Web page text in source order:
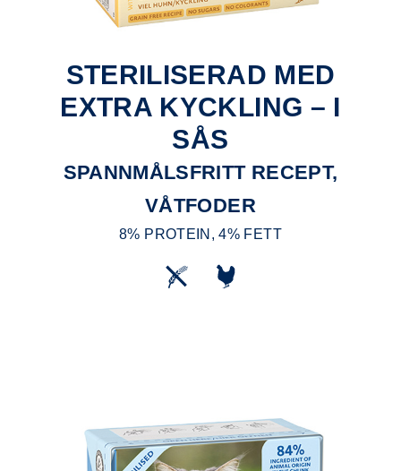
STERILISERAD MED
EXTRA KYCKLING – I
SÅS
SPANNMÅLSFRITT RECEPT,
VÅTFODER
8% PROTEIN, 4% FETT